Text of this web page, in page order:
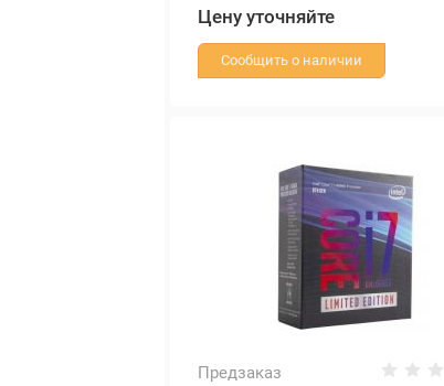
Цену уточняйте
Сообщить о наличии
Предзаказ